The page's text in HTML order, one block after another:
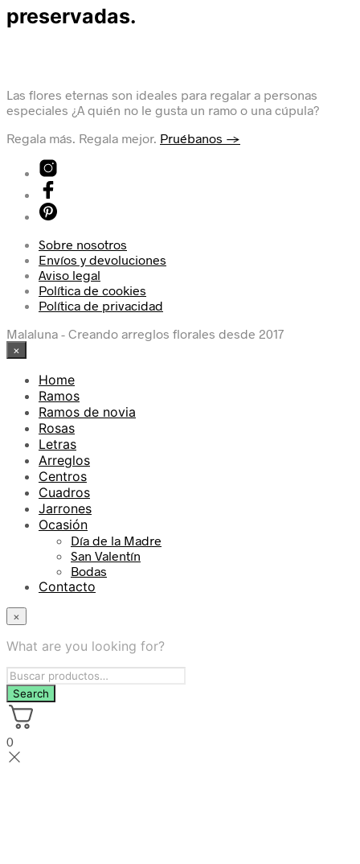
preservadas.
Las flores eternas son ideales para regalar a personas
especiales ¿A quién no le gusta un ramo o una cúpula?
Regala más. Regala mejor. Pruébanos →
Sobre nosotros
Envíos y devoluciones
Aviso legal
Política de cookies
Política de privacidad
Malaluna - Creando arreglos florales desde 2017
×
Home
Ramos
Ramos de novia
Rosas
Letras
Arreglos
Centros
Cuadros
Jarrones
Ocasión
Día de la Madre
San Valentín
Bodas
Contacto
×
What are you looking for?
0